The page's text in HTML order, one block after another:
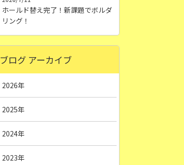
ホールド替え完了！新課題でボルダ
リング！
ブログ アーカイブ
2026年
2025年
2024年
2023年